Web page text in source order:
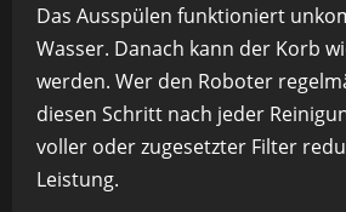
Das Ausspülen funktioniert
Wasser. Danach kann der Korb
werden. Wer den Roboter
diesen Schritt nach jeder
voller oder zugesetzter Filter
Leistung.